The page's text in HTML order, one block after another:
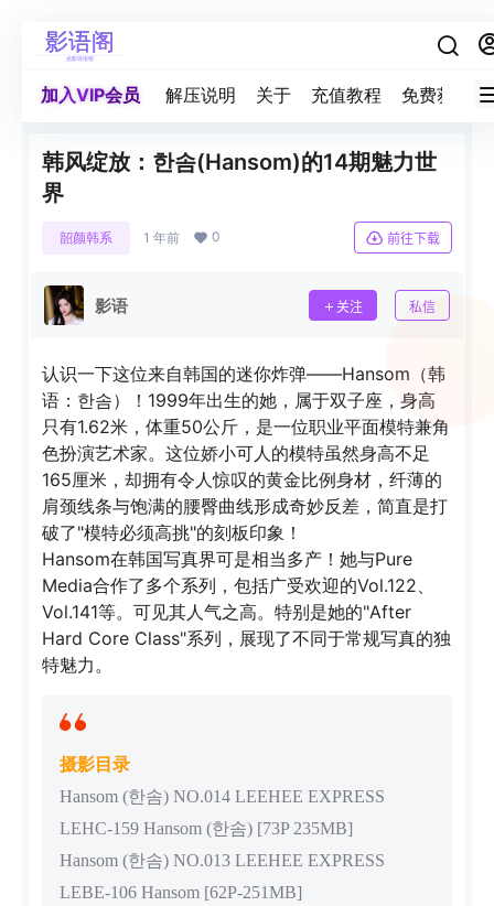
加入VIP会员 解压说明 关于 充值教程 免费获取积
韩风绽放：한솜(Hansom)的14期魅力世
界
韶颜韩系 1 年前 0 前往下载
影语 关注 私信
认识一下这位来自韩国的迷你炸弹——Hansom（韩
语：한솜）！1999年出生的她，属于双子座，身高
只有1.62米，体重50公斤，是一位职业平面模特兼角
色扮演艺术家。这位娇小可人的模特虽然身高不足
165厘米，却拥有令人惊叹的黄金比例身材，纤薄的
肩颈线条与饱满的腰臀曲线形成奇妙反差，简直是打
破了"模特必须高挑"的刻板印象！
Hansom在韩国写真界可是相当多产！她与Pure
Media合作了多个系列，包括广受欢迎的Vol.122、
Vol.141等。可见其人气之高。特别是她的"After
Hard Core Class"系列，展现了不同于常规写真的独
特魅力。
摄影目录
Hansom (한솜) NO.014 LEEHEE EXPRESS
LEHC-159 Hansom (한솜) [73P 235MB]
Hansom (한솜) NO.013 LEEHEE EXPRESS
LEBE-106 Hansom [62P-251MB]